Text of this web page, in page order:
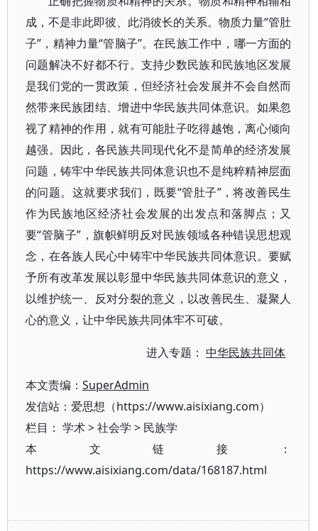
成，不是非此即彼、此消彼长的关系。物质力量“管肚
子”，精神力量“管脑子”。在民族工作中，哪一方面的
问题解决不好都不行。支持少数民族和民族地区发展
是我们党的一贯政策，但经济社会发展并不会自然而
然带来民族团结、增进中华民族共同体意识。如果忽
视了精神的作用，就有可能肚子吃得越饱，离心倾向
越强。因此，各民族共同现代化不是简单的经济发展
问题，铸牢中华民族共同体意识也不是纯粹精神层面
的问题。这就要求我们，既要“管肚子”，将改善民生
作为民族地区经济社会发展的出发点和落脚点；又
要“管脑子”，旗帜鲜明反对民族领域各种错误思想观
念，在各族人民心中铸牢中华民族共同体意识。要赋
予所有改革发展以彰显中华民族共同体意识的意义，
以维护统一、反对分裂的意义，以改善民生、凝聚人
心的意义，让中华民族共同体牢不可破。
进入专题：中华民族共同体
本文责编： SuperAdmin
发信站：爱思想（https://www.aisixiang.com）
栏目： 学术>社会学 > 民族学
本文链接：
https://www.aisixiang.com/data/168187.html